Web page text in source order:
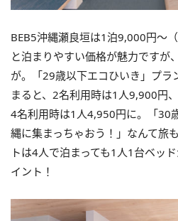
BEB5沖縄瀬良垣は1泊9,000円～
と泊まりやすい価格が魅力ですが
が。「29歳以下エコひいき」プラ
まると、2名利用時は1人9,900円
4名利用時は1人4,950円に。「30
縄に集まっちゃおう！」なんて旅
トは4人で泊まっても1人1台ベッ
イント！